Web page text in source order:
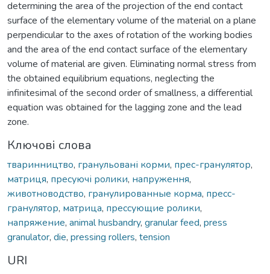
determining the area of the projection of the end contact
surface of the elementary volume of the material on a plane
perpendicular to the axes of rotation of the working bodies
and the area of the end contact surface of the elementary
volume of material are given. Eliminating normal stress from
the obtained equilibrium equations, neglecting the
infinitesimal of the second order of smallness, a differential
equation was obtained for the lagging zone and the lead
zone.
Ключові слова
тваринництво, гранульовані корми, прес-гранулятор,
матриця, пресуючі ролики, напруження,
животноводство, гранулированные корма, пресс-
гранулятор, матрица, прессующие ролики,
напряжение, animal husbandry, granular feed, press
granulator, die, pressing rollers, tension
URI